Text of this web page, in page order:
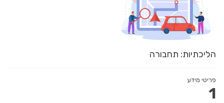
הליכתיות: תחבורה
פריטי מידע
1